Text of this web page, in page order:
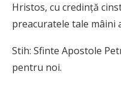
Hristos, cu credinţă
preacuratele tale mâini
Stih: Sfinte Apostole
pentru noi.